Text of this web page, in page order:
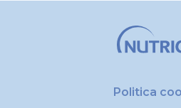
Politica